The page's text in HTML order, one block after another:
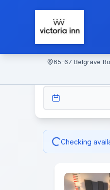
65-67 Belgrave
Checking